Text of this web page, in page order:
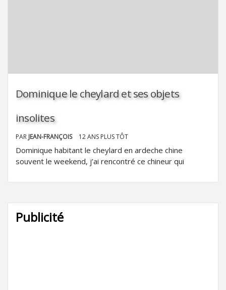
Dominique le cheylard et ses objets
insolites
PAR JEAN-FRANÇOIS 12 ANS PLUS TÔT
Dominique habitant le cheylard en ardeche chine
souvent le weekend, j’ai rencontré ce chineur qui
Publicité